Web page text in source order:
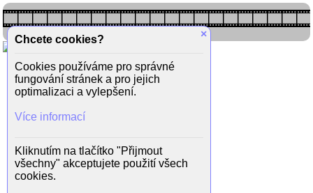
×
Chcete cookies?
Cookies používáme pro správné
fungování stránek a pro jejich
optimalizaci a vylepšení.
Více informací
Kliknutím na tlačítko "Přijmout
všechny" akceptujete použití všech
cookies.